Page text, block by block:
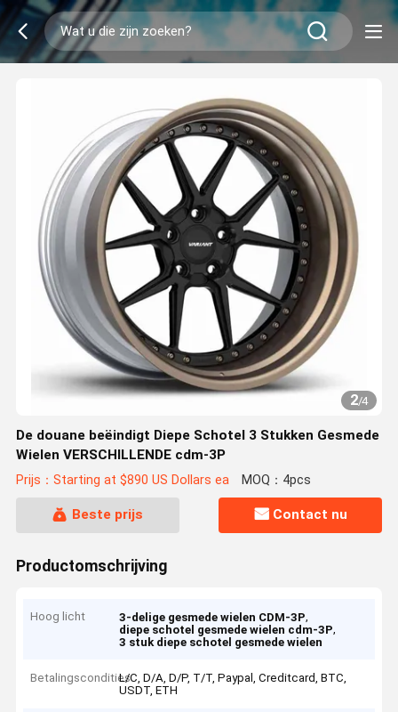
2/4
De douane beëindigt Diepe Schotel 3 Stukken Gesmede
Wielen VERSCHILLENDE cdm-3P
Prijs：Starting at $890 US Dollars ea MOQ：4pcs
Beste prijs Contact nu
Productomschrijving
Hoog licht 3-delige gesmede wielen CDM-3P,
diepe schotel gesmede wielen cdm-3P,
3 stuk diepe schotel gesmede wielen
BetalingsconditiesL/C, D/A, D/P, T/T, Paypal, Creditcard, BTC,
USDT, ETH